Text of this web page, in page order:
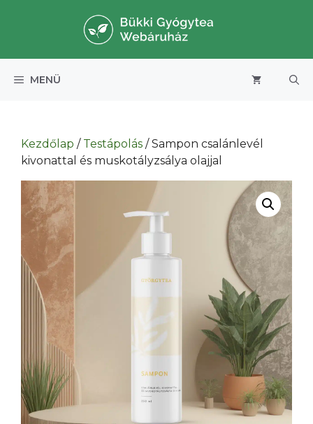
MENÜ
Kezdőlap / Testápolás / Sampon csalánlevél
kivonattal és muskotályzsálya olajjal